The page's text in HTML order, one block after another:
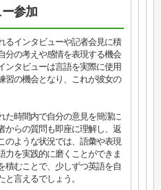
参加
るインタビューや記者会見に積
分の考えや感情を表現する機会
ンタビューは言語を実際に使用
習の機会となり、これが彼女の
た時間内で自分の意見を簡潔に
からの質問も即座に理解し、返
のような状況では、語彙や表現
力を実践的に磨くことができま
積むことで、少しずつ英語を自
言えるでしょう。